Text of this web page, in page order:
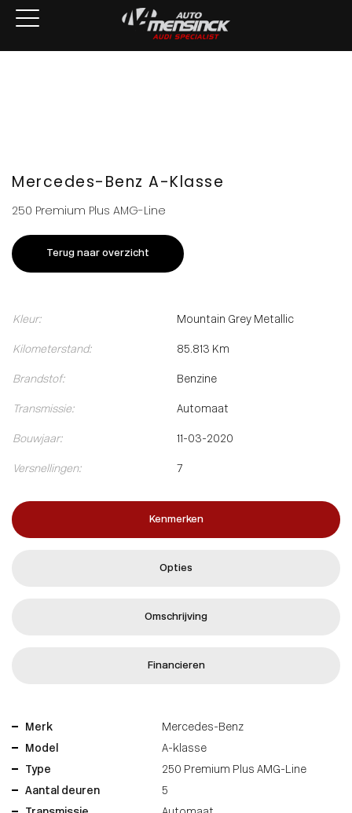
Mercedes-Benz A-Klasse
250 Premium Plus AMG-Line
Terug naar overzicht
Kleur: Mountain Grey Metallic
Kilometerstand: 85.813 Km
Brandstof: Benzine
Transmissie: Automaat
Bouwjaar: 11-03-2020
Versnellingen: 7
Kenmerken
Opties
Omschrijving
Financieren
Merk
Mercedes-Benz
Model
A-klasse
Type
250 Premium Plus AMG-Line
Aantal deuren
5